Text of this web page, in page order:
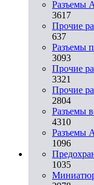
Разъемы
3617
Прочие
637
Разъемы
3093
Прочие
3321
Прочие
2804
Разъемы
4310
Разъeмы
1096
1035